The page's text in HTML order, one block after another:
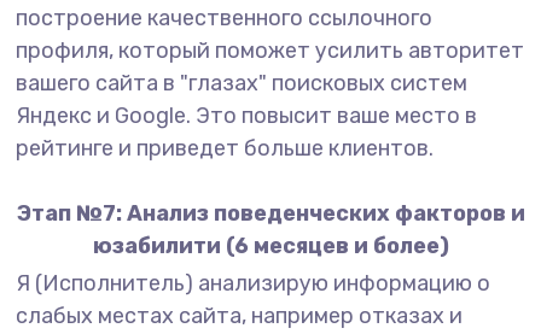
построение качественного ссылочного
профиля, который поможет усилить авторитет
вашего сайта в "глазах" поисковых систем
Яндекс и Google. Это повысит ваше место в
рейтинге и приведет больше клиентов.
Этап №7: Анализ поведенческих факторов и
юзабилити (6 месяцев и более)
Я (Исполнитель) анализирую информацию о
слабых местах сайта, например отказах и